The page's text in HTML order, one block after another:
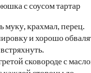
муку, крахмал, перец.
и хорошо
сковороде с